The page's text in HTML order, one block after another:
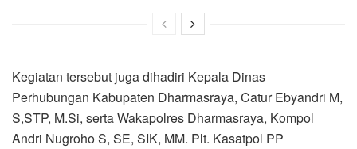
Kegiatan tersebut juga dihadiri Kepala Dinas
Perhubungan Kabupaten Dharmasraya, Catur Ebyandri M,
S,STP, M.Si, serta Wakapolres Dharmasraya, Kompol
Andri Nugroho S, SE, SIK, MM. Plt. Kasatpol PP